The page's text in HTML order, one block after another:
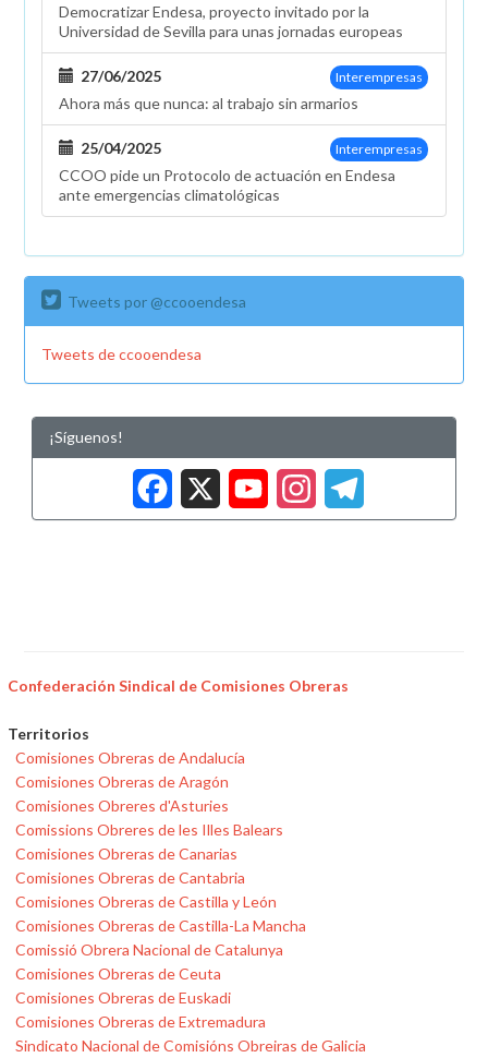
Democratizar Endesa, proyecto invitado por la
Universidad de Sevilla para unas jornadas europeas
Interempresas
27/06/2025
Ahora más que nunca: al trabajo sin armarios
Interempresas
25/04/2025
CCOO pide un Protocolo de actuación en Endesa
ante emergencias climatológicas
Tweets por @ccooendesa
Tweets de ccooendesa
¡Síguenos!
Facebook
X
Confederación Sindical de Comisiones Obreras
Territorios
Comisiones Obreras de Andalucía
Comisiones Obreras de Aragón
Comisiones Obreres d'Asturies
Comissions Obreres de les Illes Balears
Comisiones Obreras de Canarias
Comisiones Obreras de Cantabria
Comisiones Obreras de Castilla y León
Comisiones Obreras de Castilla-La Mancha
Comissió Obrera Nacional de Catalunya
Comisiones Obreras de Ceuta
Comisiones Obreras de Euskadi
Comisiones Obreras de Extremadura
Sindicato Nacional de Comisións Obreiras de Galicia